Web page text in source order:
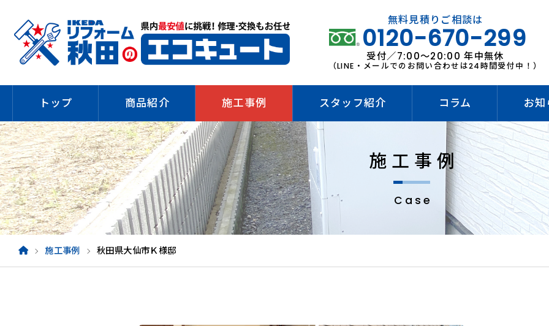
無料見積りご相談は
0120-670-299
受付／7:00～20:00 年中無休
（LINE・メールでのお問い合わせは24時間受付中！）
トップ 商品紹介 施工事例 スタッフ紹介 コラム お知
施工事例
Case
施工事例 秋田県大仙市Ｋ様邸